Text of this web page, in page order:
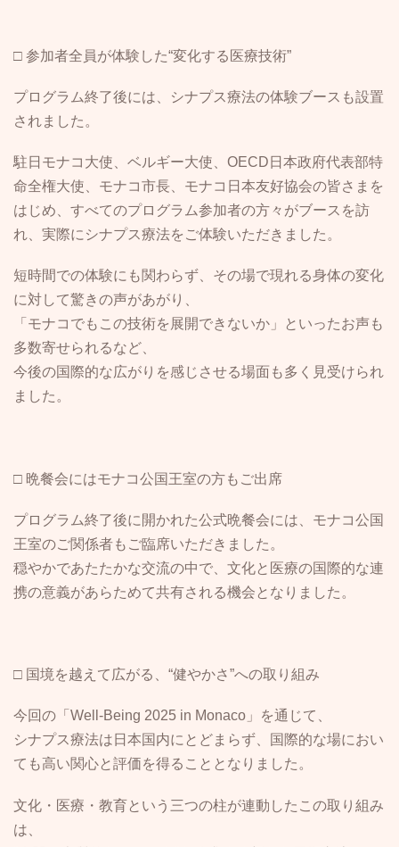
□ 参加者全員が体験した“変化する医療技術”
プログラム終了後には、シナプス療法の体験ブースも設置
されました。
駐日モナコ大使、ベルギー大使、OECD日本政府代表部特
命全権大使、モナコ市長、モナコ日本友好協会の皆さまを
はじめ、すべてのプログラム参加者の方々がブースを訪
れ、実際にシナプス療法をご体験いただきました。
短時間での体験にも関わらず、その場で現れる身体の変化
に対して驚きの声があがり、
「モナコでもこの技術を展開できないか」といったお声も
多数寄せられるなど、
今後の国際的な広がりを感じさせる場面も多く見受けられ
ました。
□ 晩餐会にはモナコ公国王室の方もご出席
プログラム終了後に開かれた公式晩餐会には、モナコ公国
王室のご関係者もご臨席いただきました。
穏やかであたたかな交流の中で、文化と医療の国際的な連
携の意義があらためて共有される機会となりました。
□ 国境を越えて広がる、“健やかさ”への取り組み
今回の「Well-Being 2025 in Monaco」を通じて、
シナプス療法は日本国内にとどまらず、国際的な場におい
ても高い関心と評価を得ることとなりました。
文化・医療・教育という三つの柱が連動したこの取り組み
は、